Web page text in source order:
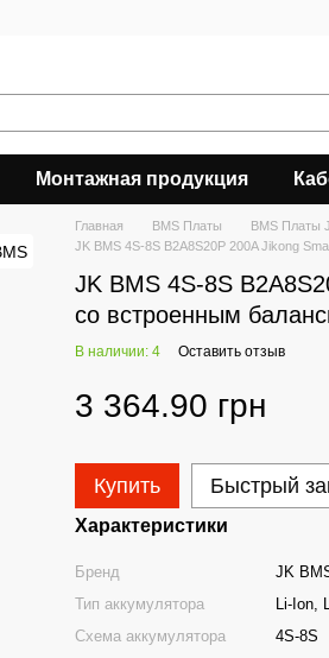
Монтажная продукция
Главная BMS Платы
BMS Платы
JK BMS 4S-8S B2A8S20P 200A Jikong
JK BMS 4S-8S
со встроенным
В наличии: 4 Оставить отзыв
3 364.90 грн
Купить Быстрый
Характеристики
Бренд
JK
Тип аккумулятора
Li-Ion,
Схема аккумулятора
4S-8S